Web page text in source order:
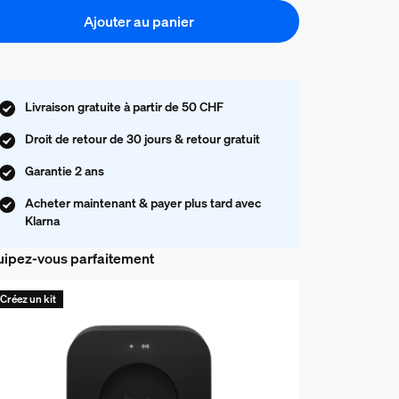
Ajouter au panier
Livraison gratuite à partir de 50 CHF
Droit de retour de 30 jours & retour gratuit
Garantie 2 ans
Acheter maintenant & payer plus tard avec
Klarna
vous parfaitement
Créez un kit